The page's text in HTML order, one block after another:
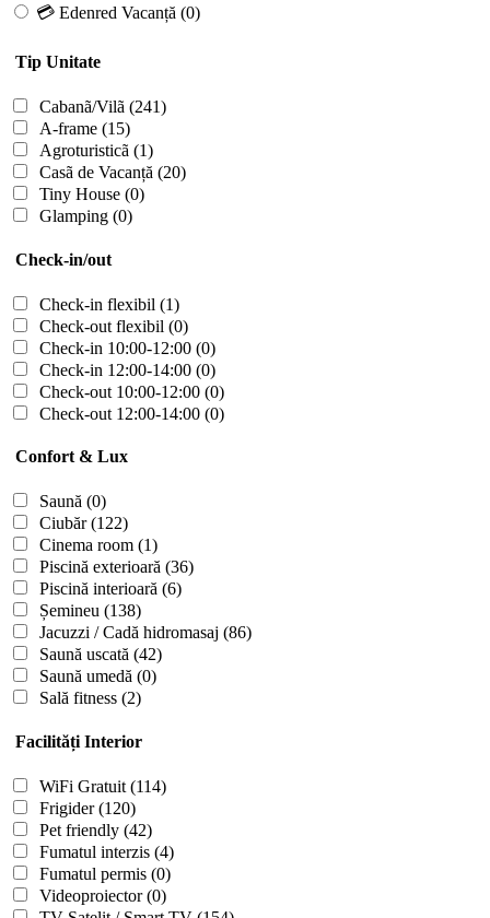
💳 Edenred Vacanță (0)
Tip Unitate
Cabanã/Vilã (241)
A-frame (15)
Agroturisticã (1)
Casã de Vacanță (20)
Tiny House (0)
Glamping (0)
Check-in/out
Check-in flexibil (1)
Check-out flexibil (0)
Check-in 10:00-12:00 (0)
Check-in 12:00-14:00 (0)
Check-out 10:00-12:00 (0)
Check-out 12:00-14:00 (0)
Confort & Lux
Saună (0)
Ciubăr(122)
Cinema room (1)
Piscină exterioară (36)
Piscină interioară (6)
Șemineu (138)
Jacuzzi / Cadă hidromasaj (86)
Saună uscată (42)
Saună umedă (0)
Sală fitness (2)
Facilități Interior
WiFi Gratuit (114)
Frigider(120)
Pet friendly (42)
Fumatul interzis (4)
Fumatul permis (0)
Videoproiector(0)